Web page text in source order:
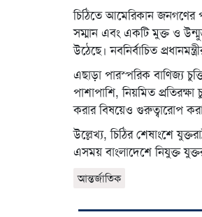
চিঠিতে আমেরিকান জনগণের
সম্মান এবং একটি মুক্ত ও
উঠেছে। নবনির্বাচিত
এছাড়া পারস্পরিক বাণিজ্য
পাশাপাশি, নিয়মিত
করার বিষয়েও গুরুত্বারোপ
উল্লেখ্য, চিঠির শেষাংশে
এসময় বাংলাদেশে নিযুক্ত
আন্তর্জাতিক